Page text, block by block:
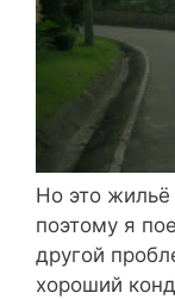
Но это
поэтому я
другой
хороший